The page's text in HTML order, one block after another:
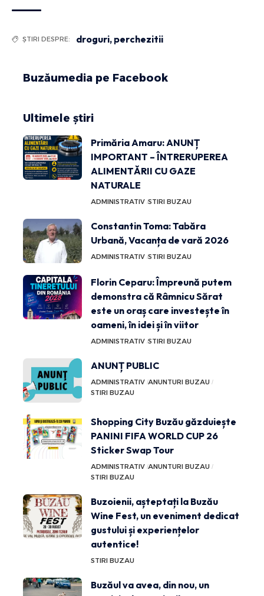
ȘTIRI DESPRE: droguri, perchezitii
Buzăumedia pe Facebook
Ultimele știri
Primăria Amaru: ANUNȚ
IMPORTANT – ÎNTRERUPEREA
ALIMENTĂRII CU GAZE
NATURALE
ADMINISTRATIV STIRI BUZAU
Constantin Toma: Tabăra
Urbană, Vacanța de vară 2026
ADMINISTRATIV STIRI BUZAU
Florin Ceparu: Împreună putem
demonstra că Râmnicu Sărat
este un oraș care investește în
oameni, în idei și în viitor
ADMINISTRATIV STIRI BUZAU
ANUNȚ PUBLIC
ADMINISTRATIV ANUNTURI BUZAU
STIRI BUZAU
Shopping City Buzău găzduiește
PANINI FIFA WORLD CUP 26
Sticker Swap Tour
ADMINISTRATIV ANUNTURI BUZAU
STIRI BUZAU
Buzoienii, așteptați la Buzău
Wine Fest, un eveniment dedicat
gustului și experiențelor
autentice!
STIRI BUZAU
Buzăul va avea, din nou, un